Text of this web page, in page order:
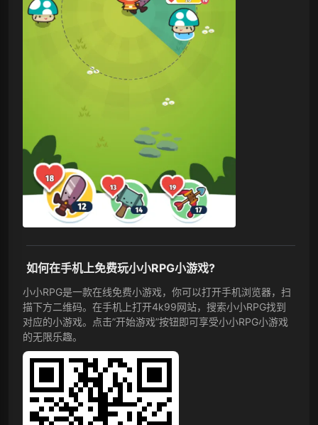
如何在手机上免费玩小小RPG小游戏?
小小RPG是一款在线免费小游戏，你可以打开手机浏览器，扫
描下方二维码。在手机上打开4k99网站，搜索小小RPG找到
对应的小游戏。点击”开始游戏”按钮即可享受小小RPG小游戏
的无限乐趣。